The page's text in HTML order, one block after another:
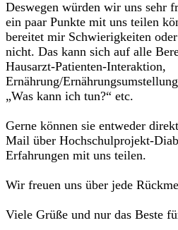
Deswegen würden wir uns sehr
ein paar Punkte mit uns teilen
bereitet mir Schwierigkeiten
nicht. Das kann sich auf alle
Hausarzt-Patienten-Interaktion,
Ernährung/
„Was kann ich tun?“ etc.
Gerne können sie entweder
Mail über Hochschulprojekt-
Erfahrungen mit uns teilen.
Wir freuen uns über jede
Viele Grüße und nur das Beste